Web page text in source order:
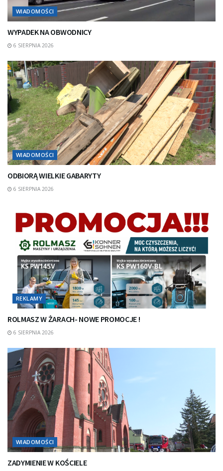
WIADOMOŚCI
WYPADEK NA OBWODNICY
6 SIERPNIA 2026
WIADOMOŚCI
ODBIORĄ WIELKIE GABARYTY
6 SIERPNIA 2026
REKLAMY
ROLMASZ W ŻARACH- NOWE PROMOCJE !
6 SIERPNIA 2026
WIADOMOŚCI
ZADYMIENIE W KOŚCIELE